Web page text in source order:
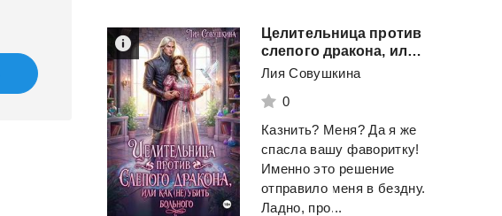
Целительница против
слепого дракона, или Как (не) убить больного
Лия Совушкина
0
Казнить? Меня? Да я же
спасла вашу фаворитку!
Именно это решение
отправило меня в бездну.
Ладно, про...